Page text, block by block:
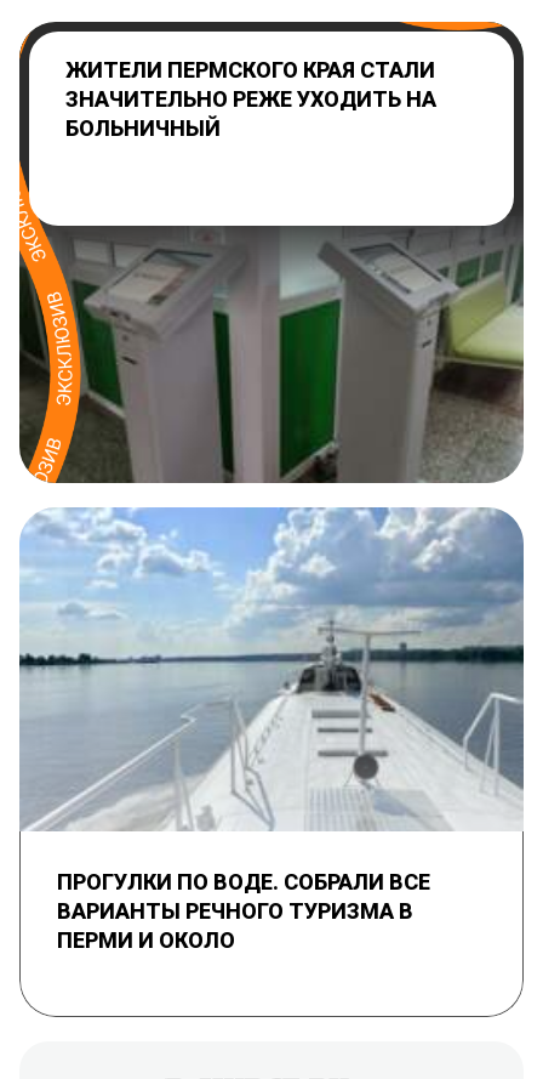
ЖИТЕЛИ ПЕРМСКОГО КРАЯ СТАЛИ
ЗНАЧИТЕЛЬНО РЕЖЕ УХОДИТЬ НА
БОЛЬНИЧНЫЙ
ПРОГУЛКИ ПО ВОДЕ. СОБРАЛИ ВСЕ
ВАРИАНТЫ РЕЧНОГО ТУРИЗМА В
ПЕРМИ И ОКОЛО